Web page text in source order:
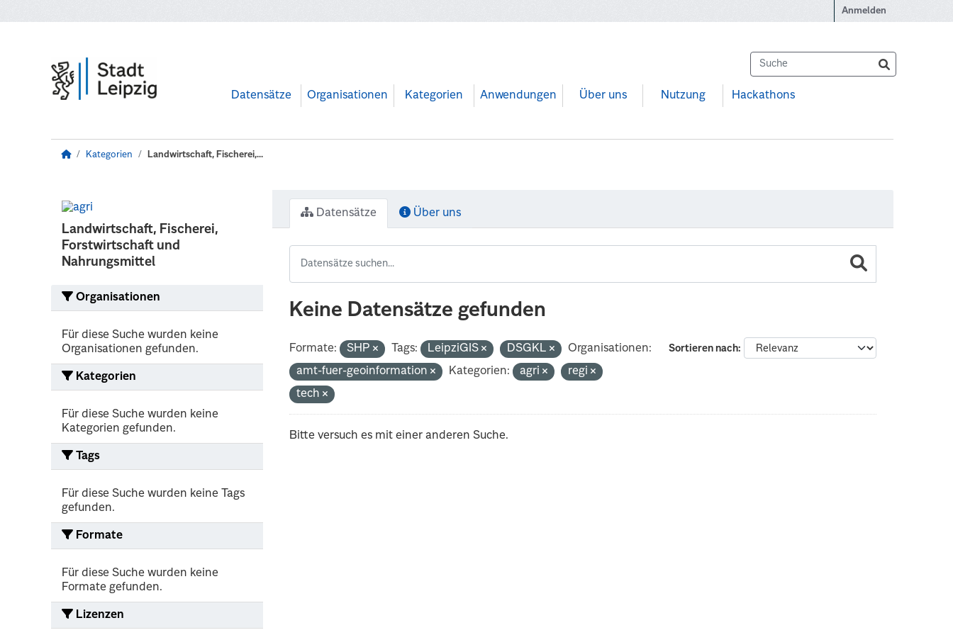
Anmelden
Datensätze Organisationen Kategorien Anwendungen Über uns Nutzung Hackathons
Kategorien Landwirtschaft, Fischerei,...
Landwirtschaft, Fischerei,
Forstwirtschaft und
Nahrungsmittel
Organisationen
Für diese Suche wurden keine
Organisationen gefunden.
Kategorien
Für diese Suche wurden keine
Kategorien gefunden.
Tags
Für diese Suche wurden keine Tags
gefunden.
Formate
Für diese Suche wurden keine
Formate gefunden.
Lizenzen
Datensätze Über uns
Keine Datensätze gefunden
Sortieren nach
Formate: SHP Tags: LeipziGIS DSGKL
Organisationen:
amt-fuer-geoinformation
Kategorien: agri
regi
tech
Bitte versuch es mit einer anderen Suche.